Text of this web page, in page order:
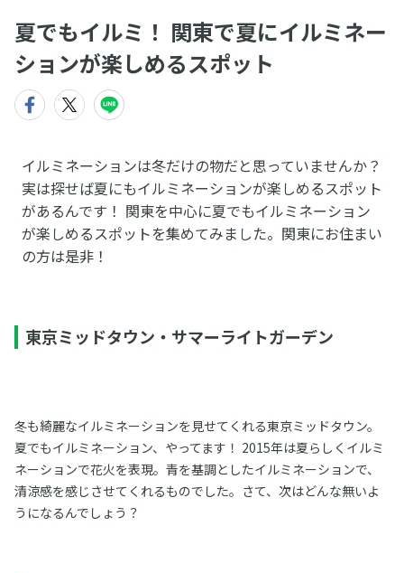
夏でもイルミ！ 関東で夏にイルミネー
ションが楽しめるスポット
イルミネーションは冬だけの物だと思っていませんか？
実は探せば夏にもイルミネーションが楽しめるスポット
があるんです！ 関東を中心に夏でもイルミネーション
が楽しめるスポットを集めてみました。関東にお住まい
の方は是非！
東京ミッドタウン・サマーライトガーデン
冬も綺麗なイルミネーションを見せてくれる東京ミッドタウン。
夏でもイルミネーション、やってます！ 2015年は夏らしくイルミ
ネーションで花火を表現。青を基調としたイルミネーションで、
清涼感を感じさせてくれるものでした。さて、次はどんな無いよ
うになるんでしょう？